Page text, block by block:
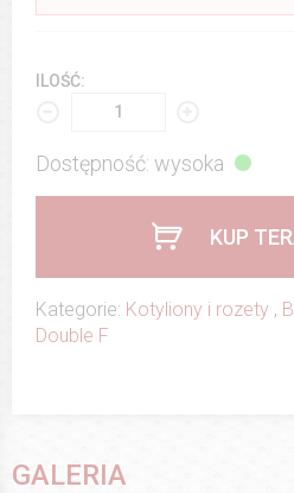
ILOŚĆ:
Dostępność: wysoka
KUP
Kategorie: Kotyliony i rozety ,
Double F
GALERIA